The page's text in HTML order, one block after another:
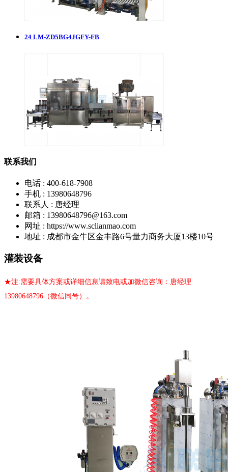
24 LM-ZD5BG4JGFY-FB
联系我们
电话 : 400-618-7908
手机 : 13980648796
联系人 : 唐经理
邮箱 : 13980648796@163.com
网址 : https://www.sclianmao.com
地址 : 成都市金牛区金丰路6号量力商务大厦13楼10号
灌装设备
★注:需要具体方案或详细信息请致电或加微信咨询：唐经理
13980648796（微信同号）。